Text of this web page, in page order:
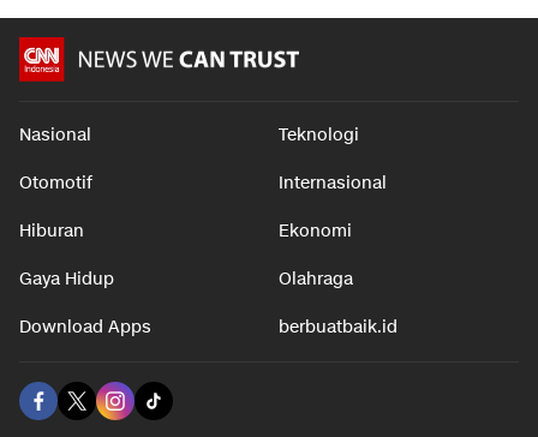
Nasional Teknologi
Otomotif Internasional
Hiburan Ekonomi
Gaya Hidup Olahraga
Download Apps berbuatbaik.id